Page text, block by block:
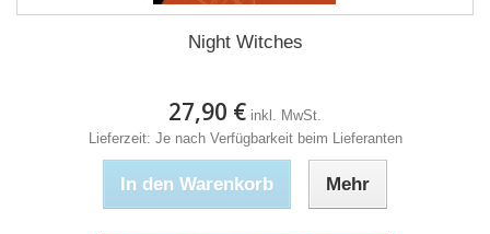
Night Witches
27,90 € inkl. MwSt.
Lieferzeit: Je nach Verfügbarkeit beim Lieferanten
In den Warenkorb Mehr